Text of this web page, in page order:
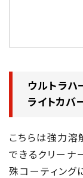
ウルトラハ
ライトカ
こちらは強力溶
できるクリーナ
殊コーティング